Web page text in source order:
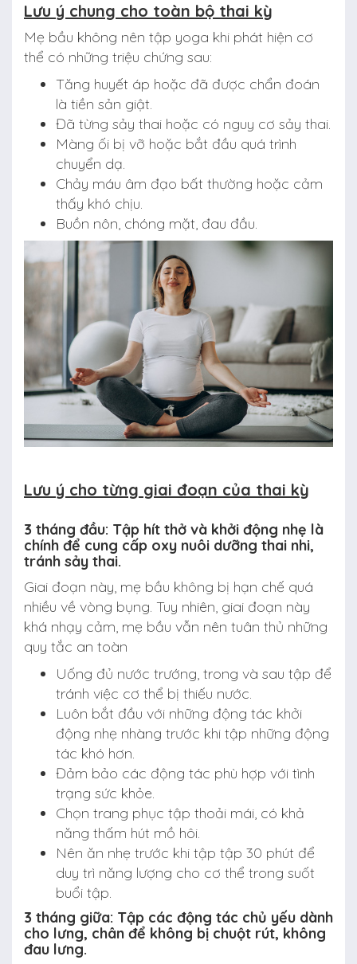
Lưu ý chung cho toàn bộ thai kỳ
Mẹ bầu không nên tập yoga khi phát hiện cơ
thể có những triệu chứng sau:
Tăng huyết áp hoặc đã được chẩn đoán
là tiền sản giật.
Đã từng sảy thai hoặc có nguy cơ sảy thai.
Màng ối bị vỡ hoặc bắt đầu quá trình
chuyển dạ.
Chảy máu âm đạo bất thường hoặc cảm
thấy khó chịu.
Buồn nôn, chóng mặt, đau đầu.
Lưu ý cho từng giai đoạn của thai kỳ
3 tháng đầu: Tập hít thở và khởi động nhẹ là
chính để cung cấp oxy nuôi dưỡng thai nhi,
tránh sảy thai.
Giai đoạn này, mẹ bầu không bị hạn chế quá
nhiều về vòng bụng. Tuy nhiên, giai đoạn này
khá nhạy cảm, mẹ bầu vẫn nên tuân thủ những
quy tắc an toàn
Uống đủ nước trướng, trong và sau tập để
tránh việc cơ thể bị thiếu nước.
Luôn bắt đầu với những động tác khởi
động nhẹ nhàng trước khi tập những động
tác khó hơn.
Đảm bảo các động tác phù hợp với tình
trạng sức khỏe.
Chọn trang phục tập thoải mái, có khả
năng thấm hút mồ hôi.
Nên ăn nhẹ trước khi tập tập 30 phút để
duy trì năng lượng cho cơ thể trong suốt
buổi tập.
3 tháng giữa: Tập các động tác chủ yếu dành
cho lưng, chân để không bị chuột rút, không
đau lưng.